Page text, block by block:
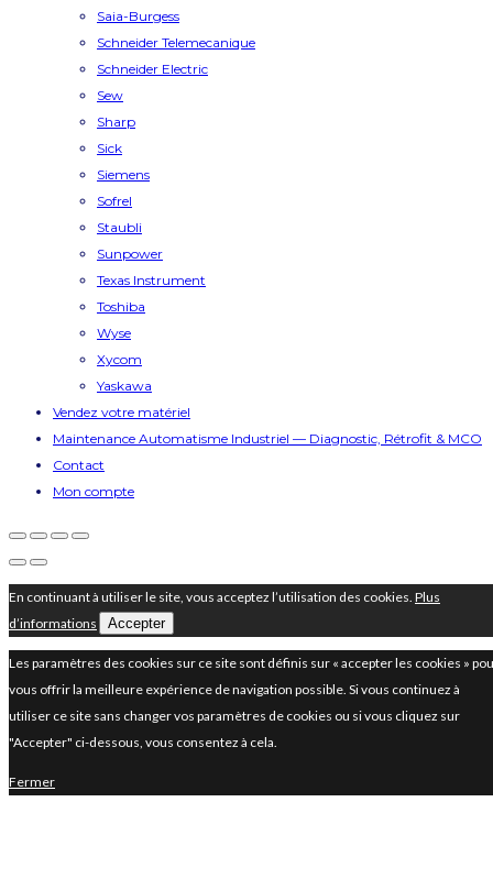
Saia-Burgess
Schneider Telemecanique
Schneider Electric
Sew
Sharp
Sick
Siemens
Sofrel
Staubli
Sunpower
Texas Instrument
Toshiba
Wyse
Xycom
Yaskawa
Vendez votre matériel
Maintenance Automatisme Industriel — Diagnostic, Rétrofit & MCO
Contact
Mon compte
En continuant à utiliser le site, vous acceptez l’utilisation des cookies. Plus
d’informations
Accepter
Les paramètres des cookies sur ce site sont définis sur « accepter les cookies »
vous offrir la meilleure expérience de navigation possible. Si vous continuez à
utiliser ce site sans changer vos paramètres de cookies ou si vous cliquez sur
"Accepter" ci-dessous, vous consentez à cela.
Fermer